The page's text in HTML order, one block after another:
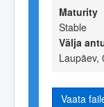
Maturity
Stable
Välja
Laupäev,
Vaata